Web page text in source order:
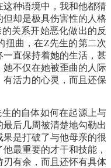
种语境中，我和他都猜
却是极具伤害性的人格
关系开始恶化做出的反
曲，在Z先生的第二次
直保持着她的生活，甚
不仅在她被歪曲的人际
活力的心灵，而且还保
生的自体如何在起源上与
后几周被清楚地勾勒出
是打破了与他母亲的很
最重要的才干和技能，
有余，而且还怀有具体